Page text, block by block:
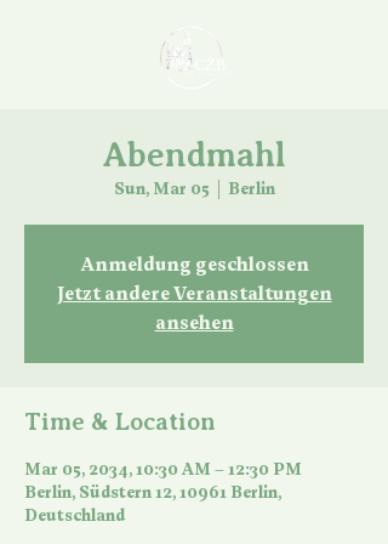
Abendmahl
Sun, Mar 05 Berlin
Anmeldung geschlossen
Jetzt andere Veranstaltungen
ansehen
Time & Location
Mar 05, 2034, 10:30 AM – 12:30 PM
Berlin, Südstern 12, 10961 Berlin,
Deutschland